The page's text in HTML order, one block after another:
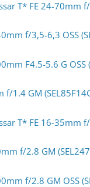
T* FE 24-70mm f/
f/3,5-6,3 OSS
F4.5-5.6 G OSS
f/1.4 GM
T* FE 16-35mm f/
f/2.8 GM
f/2.8 GM OSS